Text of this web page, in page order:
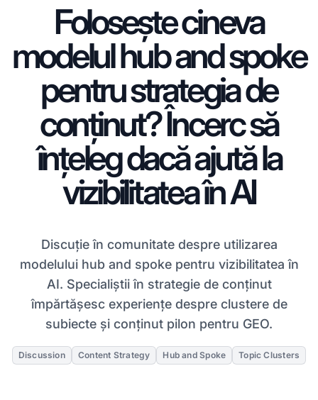
Folosește cineva
modelul hub and spoke
pentru strategia de
conținut? Încerc să
înțeleg dacă ajută la
vizibilitatea în AI
Discuție în comunitate despre utilizarea
modelului hub and spoke pentru vizibilitatea în
AI. Specialiștii în strategie de conținut
împărtășesc experiențe despre clustere de
subiecte și conținut pilon pentru GEO.
Discussion Content Strategy Hub and Spoke Topic Clusters